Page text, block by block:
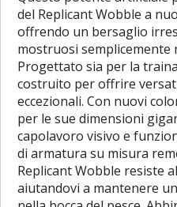
del Replicant Wobble a
offrendo un bersaglio
mostruosi semplicemente
Progettato sia per la
costruito per offrire
eccezionali. Con nuovi
per le sue dimensioni
capolavoro visivo e
di armatura su misura
Replicant Wobble resiste
aiutandovi a mantenere